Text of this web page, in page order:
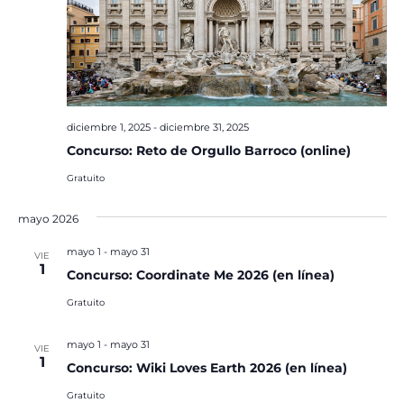
Concurso: Reto de Orgullo Barroco (online)
diciembre 1, 2025- diciembre 31, 2025
Gratuito
mayo 2026
VIE
1 Concurso: Coordinate Me 2026 (en línea)
mayo 1 - mayo 31
Gratuito
VIE
1 Concurso: Wiki Loves Earth 2026 (en línea)
mayo 1 - mayo 31
Gratuito